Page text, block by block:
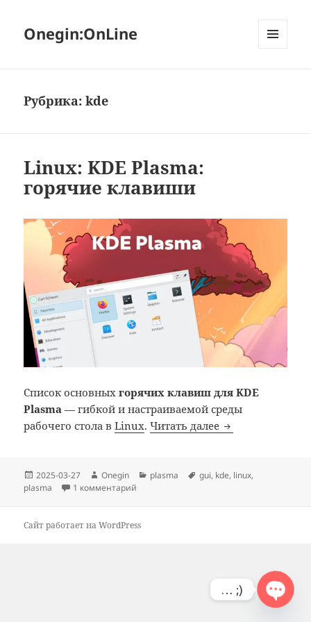
Onegin:OnLine
Рубрика:kde
Linux: KDE Plasma:
горячие клавиши
Список основныхгорячих клавиш для KDE
Plasma — гибкой и настраиваемой среды
рабочего стола вLinux.Читать далее Linux: KDE
Опубликовано
2025-03-27 Автор
Onegin Рубрики
plasma Метки
gui, kde, linux,
plasma
1 комментарий
Сайт работает на WordPress
… ;)
OPE
N
C